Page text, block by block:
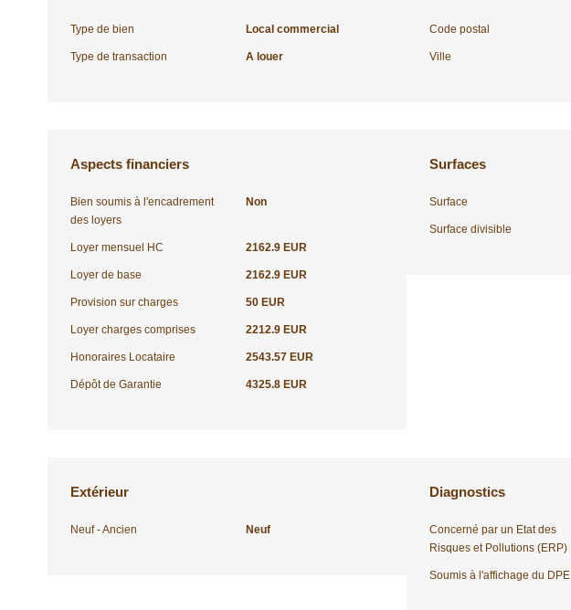
Type de bien Local commercial
Type de transaction A louer
Code postal
Ville
Aspects financiers
Bien soumis à l'encadrement
des loyers
Non
Loyer mensuel HC 2162.9 EUR
Loyer de base 2162.9 EUR
Provision sur charges 50 EUR
Loyer charges comprises 2212.9 EUR
Honoraires Locataire 2543.57 EUR
Dépôt de Garantie 4325.8 EUR
Surfaces
Surface
Surface divisible
Extérieur
Neuf - Ancien Neuf
Diagnostics
Concerné par un Etat des
Risques et Pollutions (ERP)
Soumis à l'affichage du DPE